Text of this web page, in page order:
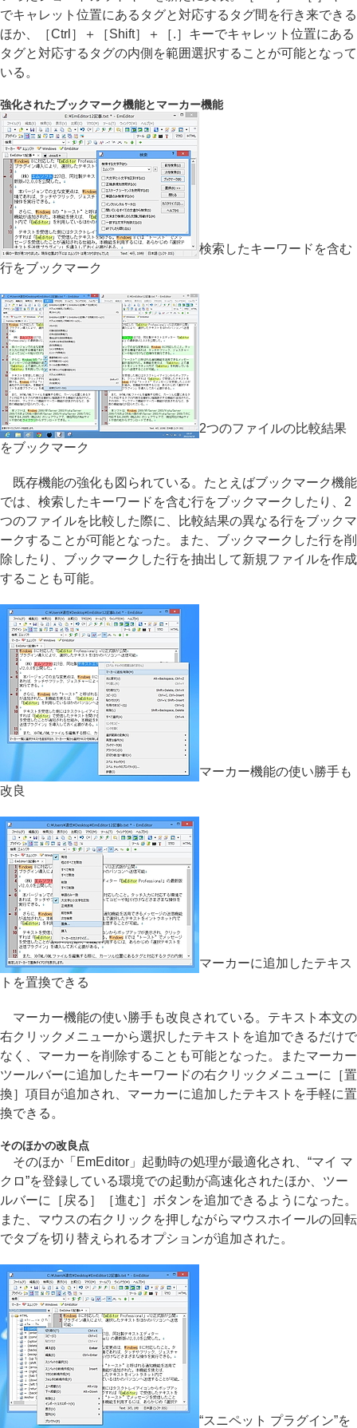
でキャレット位置にあるタグと対応するタグ間を行き来できる
ほか、［Ctrl］＋［Shift］＋［.］キーでキャレット位置にある
タグと対応するタグの内側を範囲選択することが可能となって
いる。
強化されたブックマーク機能とマーカー機能
検索したキーワードを含む
行をブックマーク
2つのファイルの比較結果
をブックマーク
既存機能の強化も図られている。たとえばブックマーク機能
では、検索したキーワードを含む行をブックマークしたり、2
つのファイルを比較した際に、比較結果の異なる行をブックマ
ークすることが可能となった。また、ブックマークした行を削
除したり、ブックマークした行を抽出して新規ファイルを作成
することも可能。
マーカー機能の使い勝手も
改良
マーカーに追加したテキス
トを置換できる
マーカー機能の使い勝手も改良されている。テキスト本文の
右クリックメニューから選択したテキストを追加できるだけで
なく、マーカーを削除することも可能となった。またマーカー
ツールバーに追加したキーワードの右クリックメニューに［置
換］項目が追加され、マーカーに追加したテキストを手軽に置
換できる。
そのほかの改良点
そのほか「EmEditor」起動時の処理が最適化され、“マイ マ
クロ”を登録している環境での起動が高速化されたほか、ツー
ルバーに［戻る］［進む］ボタンを追加できるようになった。
また、マウスの右クリックを押しながらマウスホイールの回転
でタブを切り替えられるオプションが追加された。
“スニペット プラグイン”を